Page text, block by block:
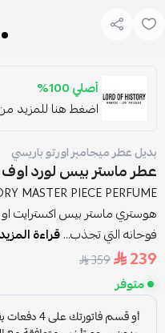
أصلي 100%
اضغط هنا للمزيد
بديل عطر ميجامير اورتو باريسي
عطر ماستر بيس لورد اوف
هوستري ماستر بيس اكسترايت
فوحانه التي تجذب...قراءة
239
359
متوفر